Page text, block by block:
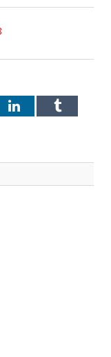
LinkedInTumblr